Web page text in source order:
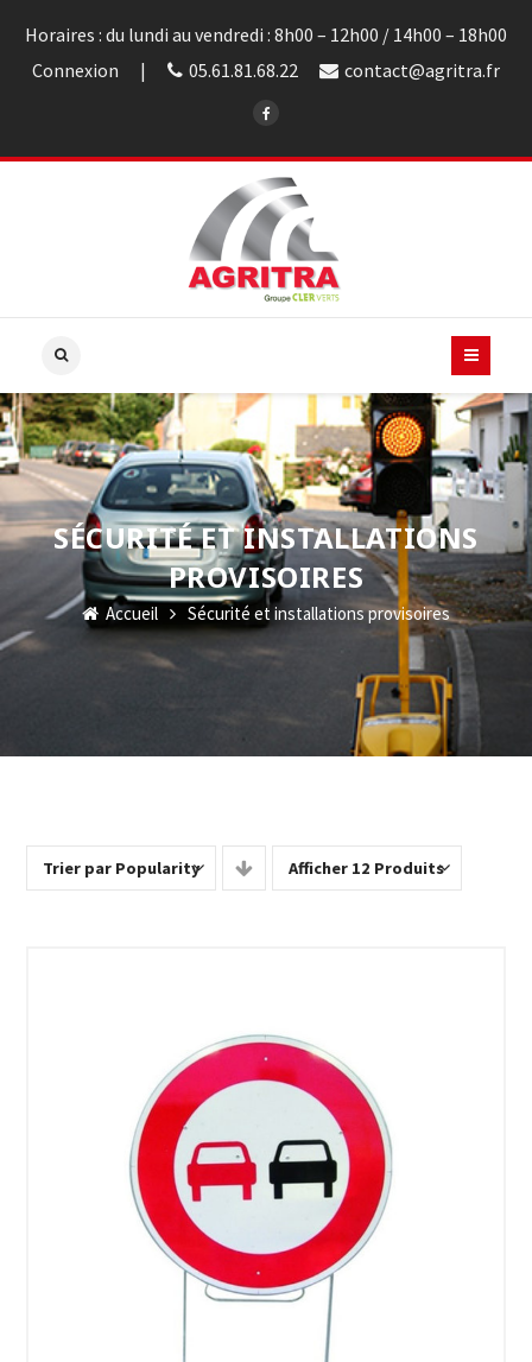
Horaires : du lundi au vendredi : 8h00 – 12h00 / 14h00 – 18h00
Connexion
05.61.81.68.22 contact@agritra.fr
SÉCURITÉ ET INSTALLATIONS
PROVISOIRES
Accueil Sécurité et installations provisoires
Trier par Popularity Afficher 12 Produits
SÉLECTIONNEZ LES DATES
VOIR LE PRODUIT